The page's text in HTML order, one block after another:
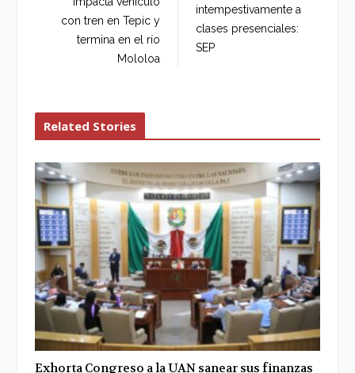
o
k
r
+
I
n
con tren en Tepic y
termina en el río
Mololoa
intempestivamente a
clases presenciales:
SEP
Related Stories
Exhorta Congreso a la UAN sanear sus finanzas